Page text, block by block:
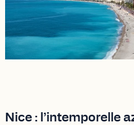
Nice : l’intemporelle